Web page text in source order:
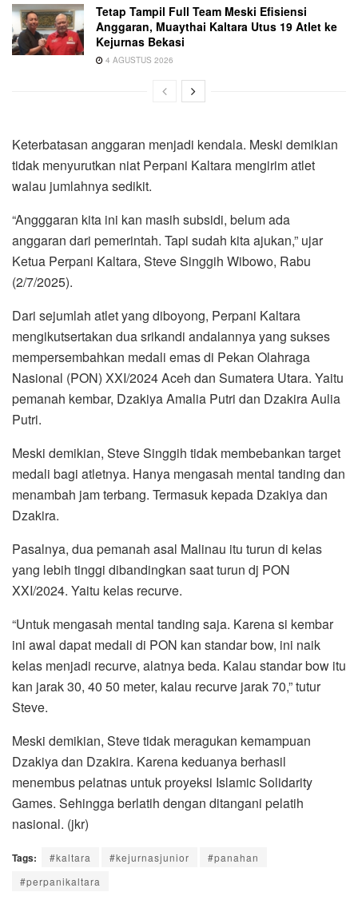
Tetap Tampil Full Team Meski Efisiensi
Anggaran, Muaythai Kaltara Utus 19 Atlet ke
Kejurnas Bekasi
4 AGUSTUS 2026
Keterbatasan anggaran menjadi kendala. Meski demikian
tidak menyurutkan niat Perpani Kaltara mengirim atlet
walau jumlahnya sedikit.
“Angggaran kita ini kan masih subsidi, belum ada
anggaran dari pemerintah. Tapi sudah kita ajukan,” ujar
Ketua Perpani Kaltara, Steve Singgih Wibowo, Rabu
(2/7/2025).
Dari sejumlah atlet yang diboyong, Perpani Kaltara
mengikutsertakan dua srikandi andalannya yang sukses
mempersembahkan medali emas di Pekan Olahraga
Nasional (PON) XXI/2024 Aceh dan Sumatera Utara. Yaitu
pemanah kembar, Dzakiya Amalia Putri dan Dzakira Aulia
Putri.
Meski demikian, Steve Singgih tidak membebankan target
medali bagi atletnya. Hanya mengasah mental tanding dan
menambah jam terbang. Termasuk kepada Dzakiya dan
Dzakira.
Pasalnya, dua pemanah asal Malinau itu turun di kelas
yang lebih tinggi dibandingkan saat turun dj PON
XXI/2024. Yaitu kelas recurve.
“Untuk mengasah mental tanding saja. Karena si kembar
ini awal dapat medali di PON kan standar bow, ini naik
kelas menjadi recurve, alatnya beda. Kalau standar bow itu
kan jarak 30, 40 50 meter, kalau recurve jarak 70,” tutur
Steve.
Meski demikian, Steve tidak meragukan kemampuan
Dzakiya dan Dzakira. Karena keduanya berhasil
menembus pelatnas untuk proyeksi Islamic Solidarity
Games. Sehingga berlatih dengan ditangani pelatih
nasional. (jkr)
Tags: #kaltara #kejurnasjunior
#panahan
#perpanikaltara